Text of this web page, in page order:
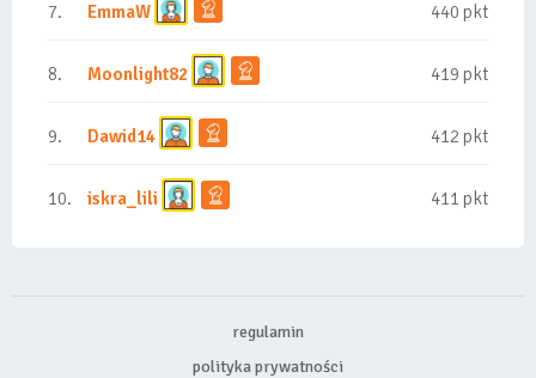
7. EmmaW 440 pkt
8. Moonlight82 419 pkt
9. Dawid14 412 pkt
10. iskra_lili 411 pkt
regulamin
polityka prywatności